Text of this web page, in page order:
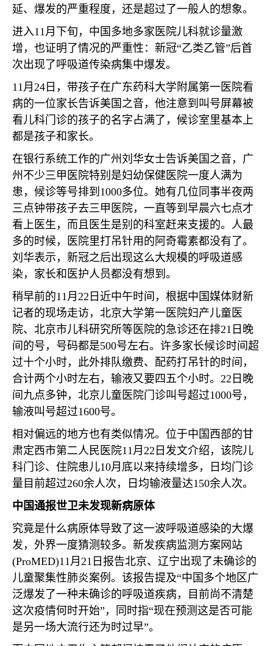
延、爆发的严重程度，还是超过了一般人的想象。
进入11月下旬，中国多地多家医院儿科就诊量激
增，也证明了情况的严重性：新冠“乙类乙管”后首
次出现了呼吸道传染病集中爆发。
11月 24 日，带孩子在广东药科大学附属第一医院看
病的一位家长告诉美国之音，他注意到叫号屏幕被
看儿科门诊的孩子的名字占满了，候诊室里基本上
都是孩子和家长。
在银行系统工作的广州刘华女士告诉美国之音，广
州不少三甲医院特别是妇幼保健医院一度人满为
患，候诊等号排到 1000多位。她有几位同事半夜两
三点钟带孩子去三甲医院，一直等到早晨六七点才
看上医生，而且医生是别的科室赶来支援的。人最
多的时候，医院里打吊针用的阿奇霉素都没有了。
刘华表示，新冠之后出现这么大规模的呼吸道感
染，家长和医护人员都没有想到。
稍早前的11月 22 日近中午时间，根据中国媒体财新
记者的现场走访，北京大学第一医院妇产儿童医
院、北京市儿科研究所等医院的急诊还在排21 日晚
间的号，号码都是500号左右。许多家长候诊时间超
过十个小时，此外排队缴费、配药打吊针的时间，
合计两个小时左右，输液又要四五个小时。 22 日晚
间九点多钟，北京儿童医院门诊叫号超过1000号，
输液叫号超过1600号。
相对偏远的地方也有类似情况。位于中国西部的甘
肃定西市第二人民医院11月 22 日发文介绍，该院儿
科门诊、住院患儿10月底以来持续增多，日均门诊
量目前超过260余人次，日均输液量达150余人次。
中国通报世卫未发现新病原体
究竟是什么病原体导致了这一波呼吸道感染的大爆
发，外界一度猜测较多。新发疾病监测方案网站
(ProMED)11月 21 日报告北京、辽宁出现了未确诊的
儿童聚集性肺炎案例。该报告提及“中国多个地区广
泛爆发了一种未确诊的呼吸道疾病，目前尚不清楚
这次疫情何时开始”，同时指“现在预测这是否可能
是另一场大流行还为时过早”。